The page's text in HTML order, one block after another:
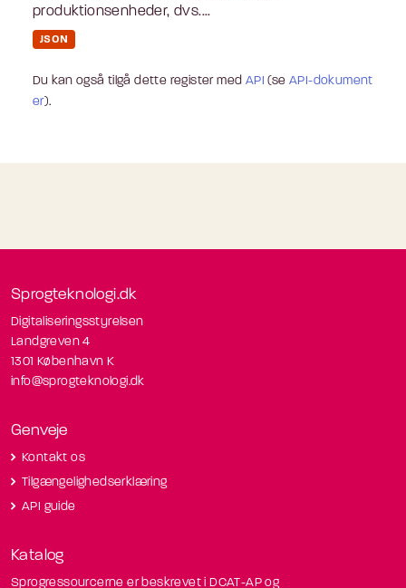
produktionsenheder, dvs....
JSON
Du kan også tilgå dette register med API (seAPI-dokument
er).
Sprogteknologi.dk
Digitaliseringsstyrelsen
Landgreven 4
1301 København K
info@sprogteknologi.dk
Genveje
Kontakt os
Tilgængelighedserklæring
API guide
Katalog
Sprogressourcerne er beskrevet i DCAT-AP og